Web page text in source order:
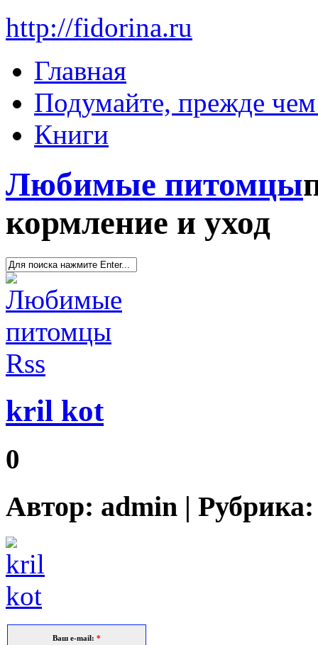
http://fidorina.ru
Главная
Подумайте, прежде чем
Книги
Любимые питомцы
кормление и уход
kril kot
0
Автор: admin |
Ваш e-mail: *